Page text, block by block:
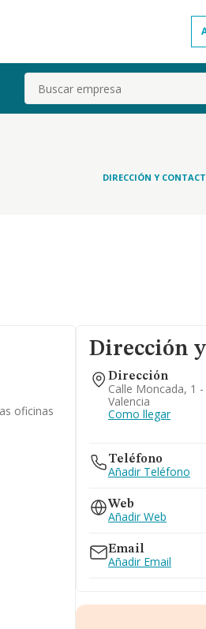
Buscar
DIRECCIÓN Y
oficinas
Dirección
Dirección
Calle Moncada, 1
Valencia
Como llegar
Teléfono
Añadir Teléfono
Web
Añadir Web
Email
Añadir Email